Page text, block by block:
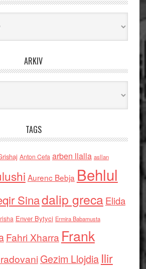
ARKIV
TAGS
Anton Cefa arben llalla asllan
Aurenc Bebja Behlul
Sinadalip grecaElida
Enver Bytyci Ermira Babamusta
Fahri Xharra Frank
Gezim Llojdia Ilir